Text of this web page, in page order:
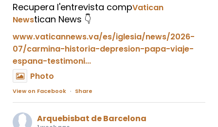
Recupera l'entrevista compVatican
Newstican News 👇
www.vaticannews.va/es/iglesia/news/2026-
07/carmina-historia-depresion-papa-viaje-
espana-testimoni...
Photo
View on Facebook · Share
Arquebisbat de Barcelona